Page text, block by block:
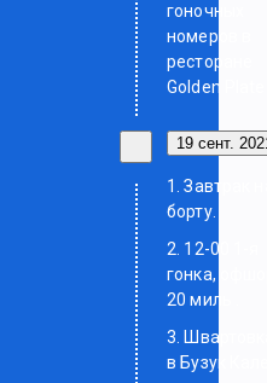
гоночных
номеров в
ресторане
Golden
19 сент.
1. Завтрак
борту.
2. 12-00 1-я
гонка,
20 миль .
3.
в Бузук